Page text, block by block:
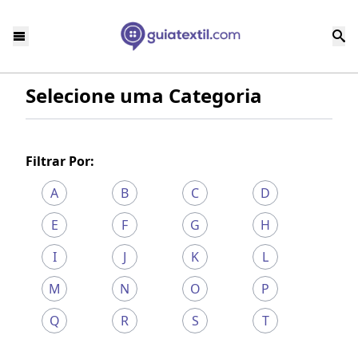
Selecione uma Categoria
Filtrar Por:
A
B C
D
E
F G
H
I
J K
L
M
N O
P
Q
R S
T